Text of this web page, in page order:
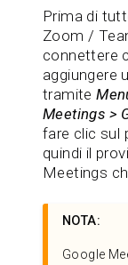
Prima di
Zoom /
connettere
aggiungere
tramite
Meetings >
fare clic sul
quindi il
Meetings
NOTA:
Google